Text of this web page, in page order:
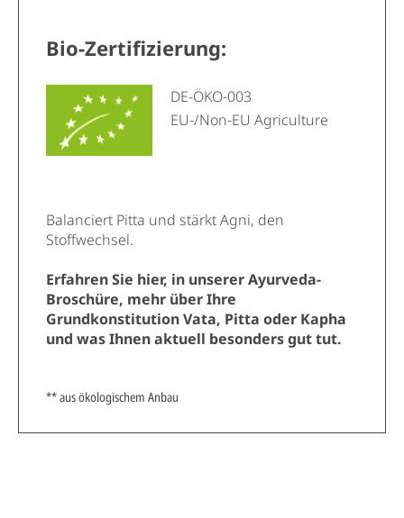
Bio-Zertifizierung:
DE-ÖKO-003
EU-/Non-EU Agriculture
Balanciert Pitta und stärkt Agni, den
Stoffwechsel.
Erfahren Sie hier, in unserer Ayurveda-
Broschüre, mehr über Ihre
Grundkonstitution Vata, Pitta oder Kapha
und was Ihnen aktuell besonders gut tut.
** aus ökologischem Anbau